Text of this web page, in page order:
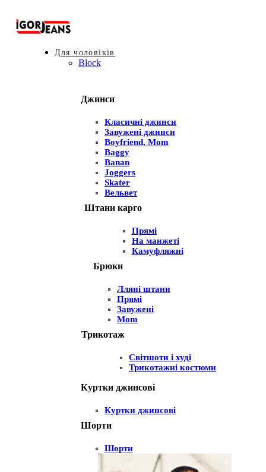
Для чоловіків
Block
Джинси
Класичні джинси
Завужені джинси
Boyfriend, Mom
Baggy
Banan
Joggers
Skater
Вельвет
Штани карго
Прямі
На манжеті
Камуфляжні
Брюки
Лляні штани
Прямі
Завужені
Mom
Трикотаж
Світшоти і худі
Трикотажні костюми
Куртки джинсові
Куртки джинсові
Шорти
Шорти